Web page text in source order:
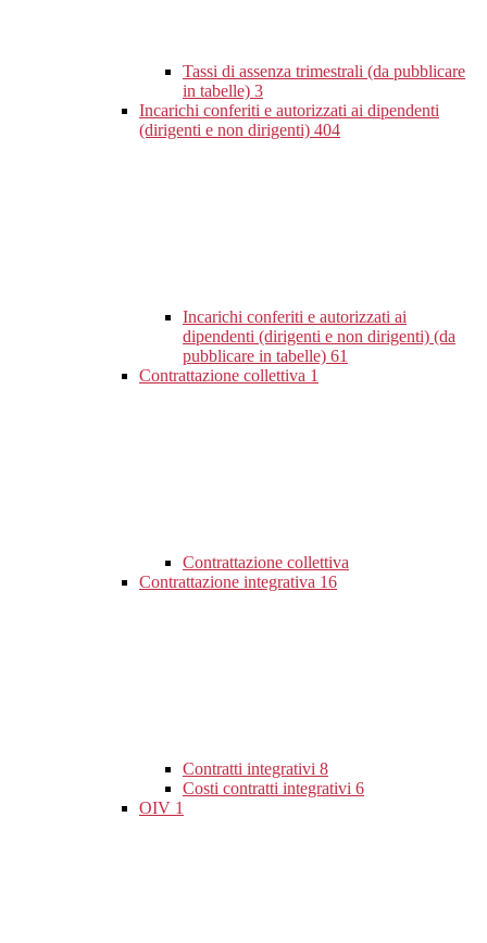
Tassi di assenza trimestrali (da pubblicare
in tabelle) 3
Incarichi conferiti e autorizzati ai dipendenti
(dirigenti e non dirigenti) 404
Incarichi conferiti e autorizzati ai
dipendenti (dirigenti e non dirigenti) (da
pubblicare in tabelle) 61
Contrattazione collettiva 1
Contrattazione collettiva
Contrattazione integrativa 16
Contratti integrativi 8
Costi contratti integrativi 6
OIV 1